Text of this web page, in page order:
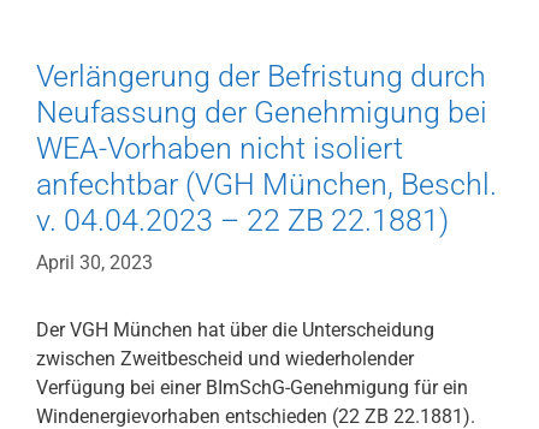
–
7
316/21.AK)
Verlängerung der Befristung durch
Neufassung der Genehmigung bei
WEA-Vorhaben nicht isoliert
anfechtbar (VGH München, Beschl.
v. 04.04.2023 – 22 ZB 22.1881)
April 30, 2023
Der VGH München hat über die Unterscheidung
zwischen Zweitbescheid und wiederholender
Verfügung bei einer BImSchG-Genehmigung für ein
Windenergievorhaben entschieden (22 ZB 22.1881).